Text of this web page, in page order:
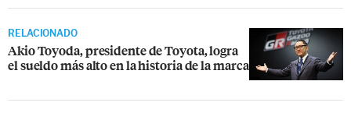
RELACIONADO
Akio Toyoda, presidente de Toyota, logra
el sueldo más alto en la historia de la marca